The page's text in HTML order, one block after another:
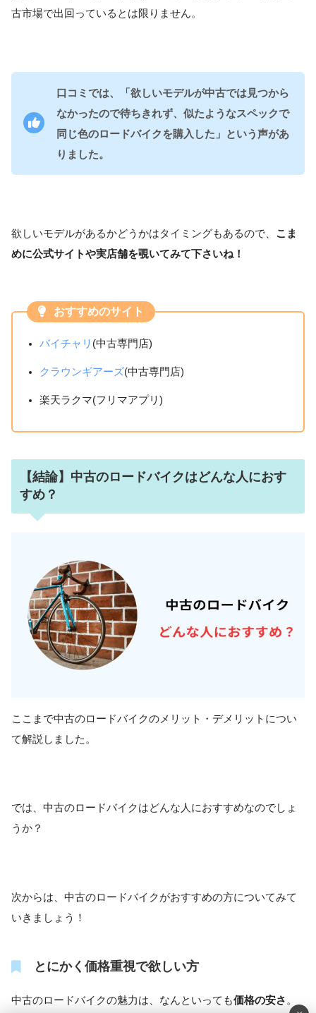
古市場で出回っているとは限りません。
口コミでは、「欲しいモデルが中古では見つから
なかったので待ちきれず、似たようなスペックで
同じ色のロードバイクを購入した」という声があ
りました。
欲しいモデルがあるかどうかはタイミングもあるので、 こま
めに公式サイトや実店舗を覗いてみて下さいね！
おすすめのサイト
バイチャリ (中古専門店)
クラウンギアーズ(中古専門店)
楽天ラクマ(フリマアプリ)
【結論】中古のロードバイクはどんな人におす
すめ？
ここまで中古のロードバイクのメリット・デメリットについ
て解説しました。
では、中古のロードバイクはどんな人におすすめなのでしょ
うか？
次からは、中古のロードバイクがおすすめの方についてみて
いきましょう！
とにかく価格重視で欲しい方
中古のロードバイクの魅力は、なんといっても価格の安さ 。